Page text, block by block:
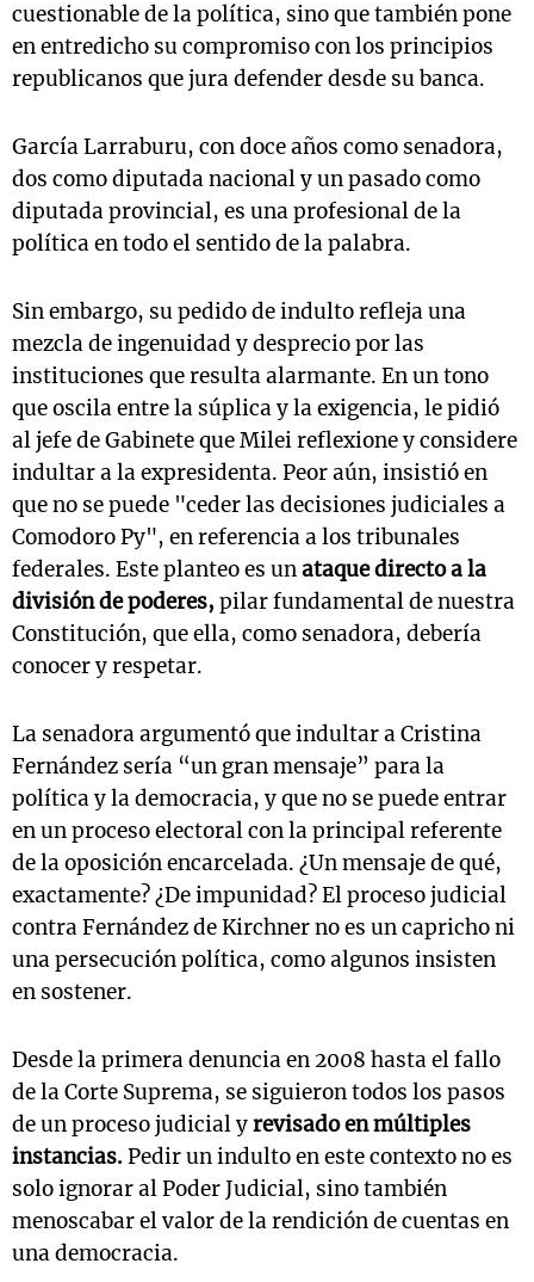
cuestionable de la política, sino que también pone
en entredicho su compromiso con los principios
republicanos que jura defender desde su banca.
García Larraburu, con doce años como senadora,
dos como diputada nacional y un pasado como
diputada provincial, es una profesional de la
política en todo el sentido de la palabra.
Sin embargo, su pedido de indulto refleja una
mezcla de ingenuidad y desprecio por las
instituciones que resulta alarmante. En un tono
que oscila entre la súplica y la exigencia, le pidió
al jefe de Gabinete que Milei reflexione y considere
indultar a la expresidenta. Peor aún, insistió en
que no se puede "ceder las decisiones judiciales a
Comodoro Py", en referencia a los tribunales
federales. Este planteo es unataque directo a la
división de poderes, pilar fundamental de nuestra
Constitución, que ella, como senadora, debería
conocer y respetar.
La senadora argumentó que indultar a Cristina
Fernández sería “un gran mensaje” para la
política y la democracia, y que no se puede entrar
en un proceso electoral con la principal referente
de la oposición encarcelada. ¿Un mensaje de qué,
exactamente? ¿De impunidad? El proceso judicial
contra Fernández de Kirchner no es un capricho ni
una persecución política, como algunos insisten
en sostener.
Desde la primera denuncia en 2008 hasta el fallo
de la Corte Suprema, se siguieron todos los pasos
de un proceso judicial yrevisado en múltiples
instancias. Pedir un indulto en este contexto no es
solo ignorar al Poder Judicial, sino también
menoscabar el valor de la rendición de cuentas en
una democracia.